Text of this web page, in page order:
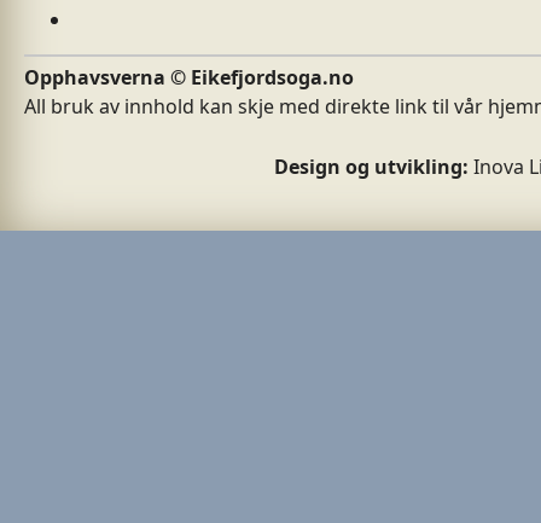
Opphavsverna © Eikefjordsoga.no
All bruk av innhold kan skje med direkte link til vår
Design og utvikling: Inova